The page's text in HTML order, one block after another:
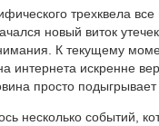
трехквела
новый виток
К текущему
интернета искренне
просто
несколько событий,